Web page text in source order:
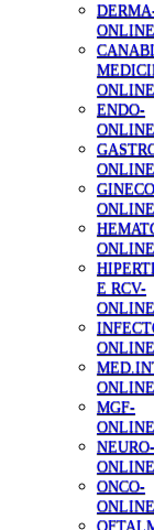
ONLINE
ONLINE
ENDO-
ONLINE
ONLINE
ONLINE
ONLINE
E RCV-
ONLINE
ONLINE
ONLINE
MGF-
ONLINE
NEURO-
ONLINE
ONCO-
ONLINE